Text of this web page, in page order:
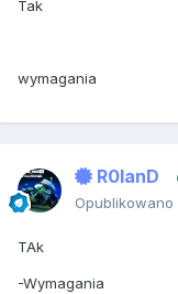
Tak
wymagania
R0lanD
Opublikowano
TAk
-Wymagania